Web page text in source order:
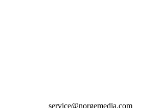
service@norgemedia.com